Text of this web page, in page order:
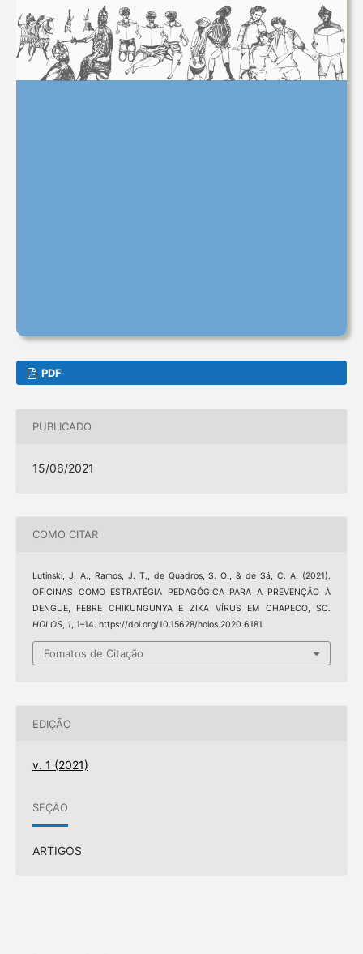
PDF
PUBLICADO
15/06/2021
COMO CITAR
Lutinski, J. A., Ramos, J. T., de Quadros, S. O., & de Sá, C. A. (2021).
OFICINAS COMO ESTRATÉGIA PEDAGÓGICA PARA A PREVENÇÃO À
DENGUE, FEBRE CHIKUNGUNYA E ZIKA VÍRUS EM CHAPECO, SC.
HOLOS, 1, 1–14. https://doi.org/10.15628/holos.2020.6181
Fomatos de Citação
EDIÇÃO
v. 1 (2021)
SEÇÃO
ARTIGOS